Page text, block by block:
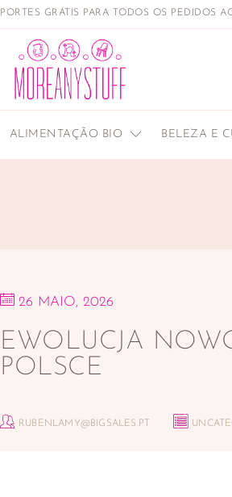
PORTES GRÁTIS PARA TODOS OS PEDIDOS
ALIMENTAÇÃO BIO BELEZA E
26 MAIO, 2026
EWOLUCJA
POLSCE
RUBENLAMY@BIGSALES.PT